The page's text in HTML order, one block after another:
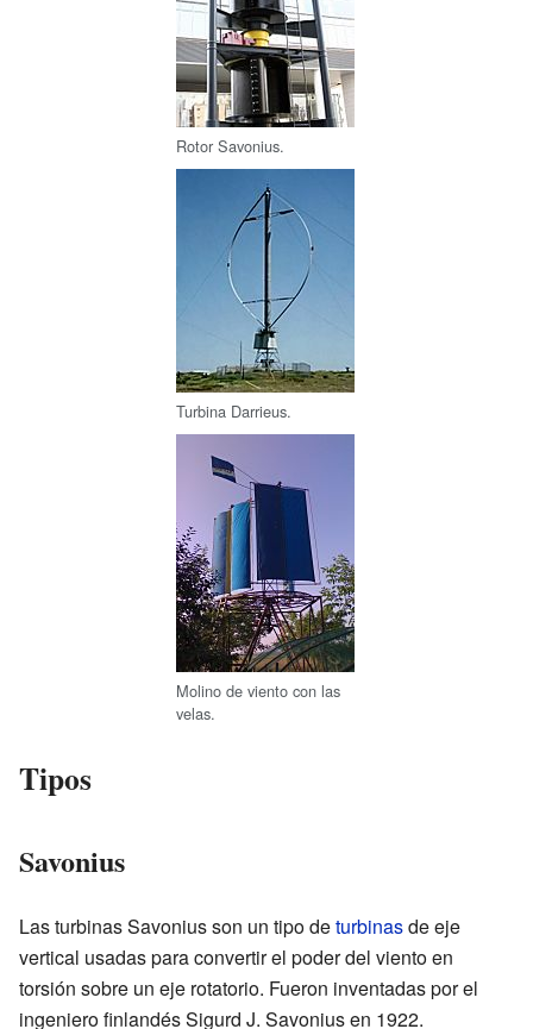
Rotor Savonius.
Turbina Darrieus.
Molino de viento con las
velas.
Tipos
Savonius
Las turbinas Savonius son un tipo deturbinasde eje
vertical usadas para convertir el poder del viento en
torsión sobre un eje rotatorio. Fueron inventadas por el
ingeniero finlandés Sigurd J. Savonius en 1922.